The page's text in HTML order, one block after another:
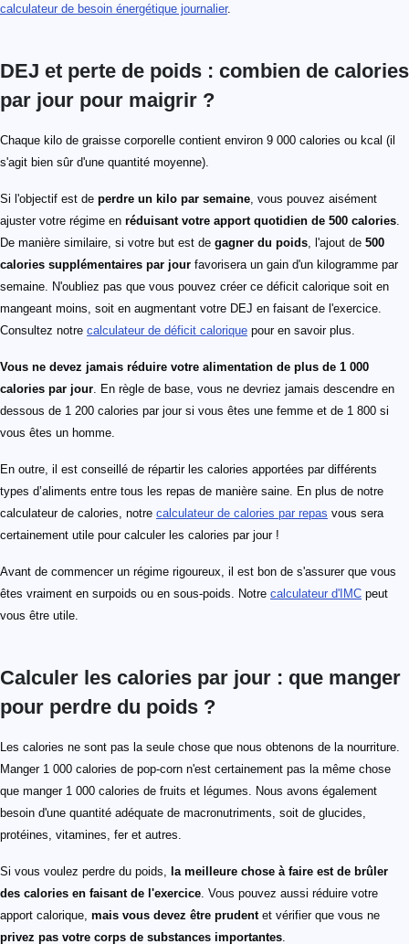
calculateur de besoin énergétique journalier.
DEJ et perte de poids : combien de calories
par jour pour maigrir ?
Chaque kilo de graisse corporelle contient environ 9 000 calories ou kcal (il
s'agit bien sûr d'une quantité moyenne).
Si l'objectif est de perdre un kilo par semaine, vous pouvez aisément
ajuster votre régime en réduisant votre apport quotidien de 500 calories.
De manière similaire, si votre but est de gagner du poids, l'ajout de 500
calories supplémentaires par jour favorisera un gain d'un kilogramme par
semaine. N'oubliez pas que vous pouvez créer ce déficit calorique soit en
mangeant moins, soit en augmentant votre DEJ en faisant de l'exercice.
Consultez notre calculateur de déficit calorique pour en savoir plus.
Vous ne devez jamais réduire votre alimentation de plus de 1 000
calories par jour. En règle de base, vous ne devriez jamais descendre en
dessous de 1 200 calories par jour si vous êtes une femme et de 1 800 si
vous êtes un homme.
En outre, il est conseillé de répartir les calories apportées par différents
types d’aliments entre tous les repas de manière saine. En plus de notre
calculateur de calories, notre calculateur de calories par repas vous sera
certainement utile pour calculer les calories par jour !
Avant de commencer un régime rigoureux, il est bon de s'assurer que vous
êtes vraiment en surpoids ou en sous-poids. Notre calculateur d'IMC peut
vous être utile.
Calculer les calories par jour : que manger
pour perdre du poids ?
Les calories ne sont pas la seule chose que nous obtenons de la nourriture.
Manger 1 000 calories de pop-corn n'est certainement pas la même chose
que manger 1 000 calories de fruits et légumes. Nous avons également
besoin d'une quantité adéquate de macronutriments, soit de glucides,
protéines, vitamines, fer et autres.
Si vous voulez perdre du poids, la meilleure chose à faire est de brûler
des calories en faisant de l'exercice. Vous pouvez aussi réduire votre
apport calorique, mais vous devez être prudentet vérifier que vous ne
privez pas votre corps de substances importantes.